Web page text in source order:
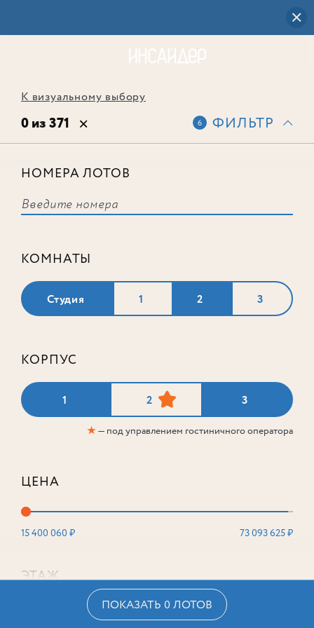
К визуальному выбору
0 из 371 6 ФИЛЬТР
НОМЕРА ЛОТОВ
КОМНАТЫ
Студия 1 2 3
КОРПУС
1 2 3
★— под управлением гостиничного оператора
ЦЕНА
15 400 060 ₽ 73 093 625 ₽
ЭТАЖ
ПОКАЗАТЬ 0 ЛОТОВ
соответствует ни одного лота